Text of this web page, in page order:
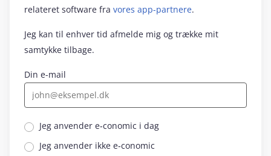
relateret software fra vores app-partnere.
Jeg kan til enhver tid afmelde mig og trække mit
samtykke tilbage.
Din e-mail
Jeg anvender e‑conomic i dag
Jeg anvender ikke e‑conomic